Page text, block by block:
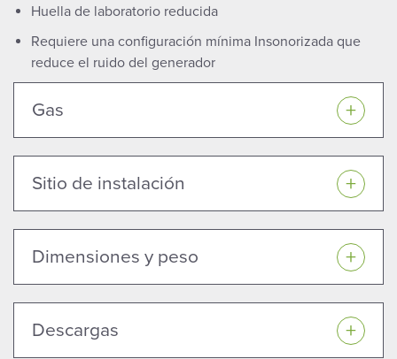
Huella de laboratorio reducida
Requiere una configuración mínima Insonorizada que
reduce el ruido del generador
Gas
Sitio de instalación
Dimensiones y peso
Descargas